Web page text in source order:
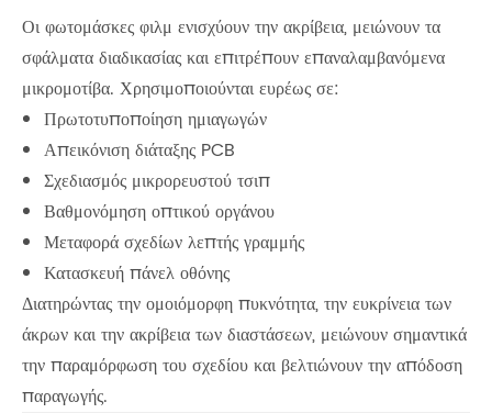
Οι φωτομάσκες φιλμ ενισχύουν την ακρίβεια, μειώνουν τα
σφάλματα διαδικασίας και επιτρέπουν επαναλαμβανόμενα
μικρομοτίβα. Χρησιμοποιούνται ευρέως σε:
Πρωτοτυποποίηση ημιαγωγών
Απεικόνιση διάταξης PCB
Σχεδιασμός μικρορευστού τσιπ
Βαθμονόμηση οπτικού οργάνου
Μεταφορά σχεδίων λεπτής γραμμής
Κατασκευή πάνελ οθόνης
Διατηρώντας την ομοιόμορφη πυκνότητα, την ευκρίνεια των
άκρων και την ακρίβεια των διαστάσεων, μειώνουν σημαντικά
την παραμόρφωση του σχεδίου και βελτιώνουν την απόδοση
παραγωγής.